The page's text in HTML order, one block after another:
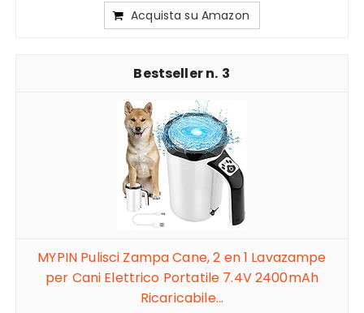
Acquista su Amazon
3
MYPIN Pulisci Zampa Cane, 2 en 1 Lavazampe
per Cani Elettrico Portatile 7.4V 2400mAh
Ricaricabile...